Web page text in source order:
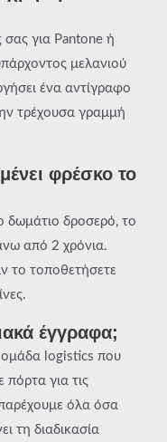
σας για Pantone ή
μελανιού
ένα αντίγραφο
τρέχουσα γραμμή
φρέσκο το
δωμάτιο δροσερό, το
από 2 χρόνια.
το τοποθετήσετε
έγγραφα;
ομάδα logistics που
πόρτα για τις
όλα όσα
τη διαδικασία